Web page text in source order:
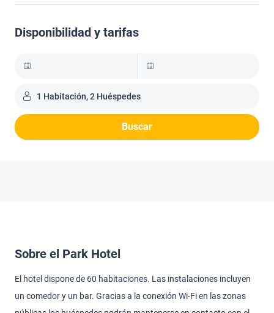
Disponibilidad y tarifas
1 Habitación, 2 Huéspedes
Buscar
Sobre el Park Hotel
El hotel dispone de 60 habitaciones. Las instalaciones incluyen
un comedor y un bar. Gracias a la conexión Wi-Fi en las zonas